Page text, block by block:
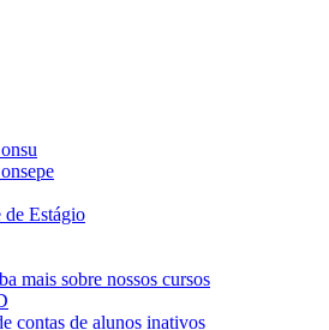
Estágio
mais sobre nossos cursos
contas de alunos inativos